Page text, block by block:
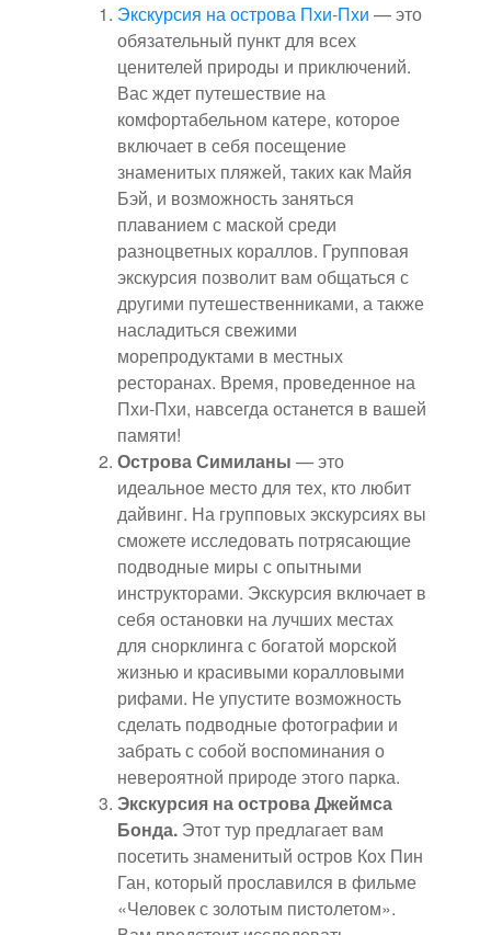
Экскурсия на острова Пхи-Пхи — это
обязательный пункт для всех
ценителей природы и приключений.
Вас ждет путешествие на
комфортабельном катере, которое
включает в себя посещение
знаменитых пляжей, таких как Майя
Бэй, и возможность заняться
плаванием с маской среди
разноцветных кораллов. Групповая
экскурсия позволит вам общаться с
другими путешественниками, а также
насладиться свежими
морепродуктами в местных
ресторанах. Время, проведенное на
Пхи-Пхи, навсегда останется в вашей
памяти!
Острова Симиланы — это
идеальное место для тех, кто любит
дайвинг. На групповых экскурсиях вы
сможете исследовать потрясающие
подводные миры с опытными
инструкторами. Экскурсия включает в
себя остановки на лучших местах
для снорклинга с богатой морской
жизнью и красивыми коралловыми
рифами. Не упустите возможность
сделать подводные фотографии и
забрать с собой воспоминания о
невероятной природе этого парка.
Экскурсия на острова Джеймса
Бонда. Этот тур предлагает вам
посетить знаменитый остров Кох Пин
Ган, который прославился в фильме
«Человек с золотым пистолетом».